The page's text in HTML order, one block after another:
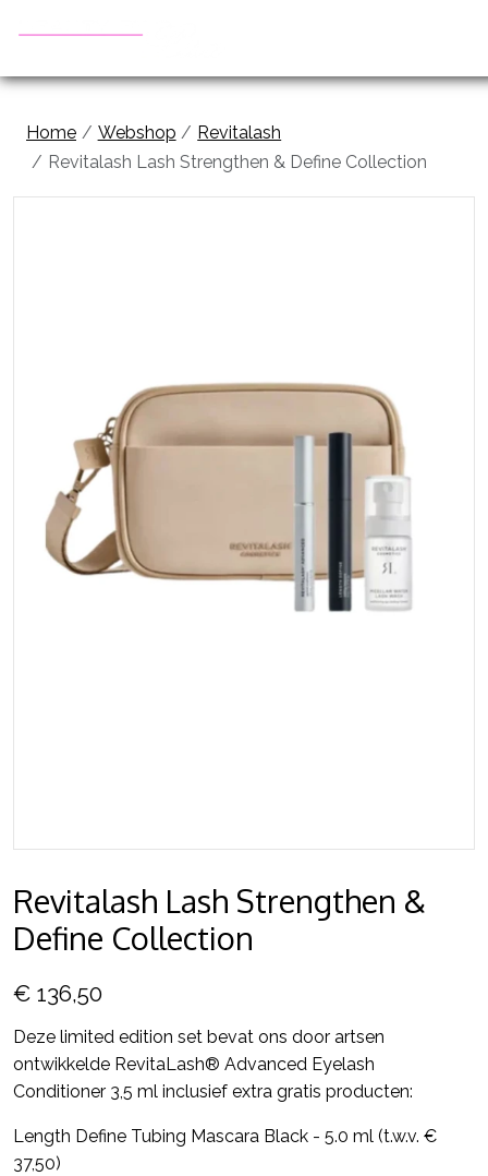
Home Webshop
Revitalash
Revitalash Lash Strengthen & Define Collection
Revitalash Lash Strengthen &
Define Collection
€ 136,50
Deze limited edition set bevat ons door artsen
ontwikkelde RevitaLash® Advanced Eyelash
Conditioner 3,5 ml inclusief extra gratis producten:
Length Define Tubing Mascara Black - 5.0 ml (t.w.v. €
37,50)